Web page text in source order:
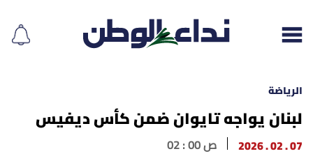
إقرأ الجريدة
الرياضة
لبنان يواجه تايوان ضمن كأس ديفيس
07 . 02 . 2026 02 : 00 ص